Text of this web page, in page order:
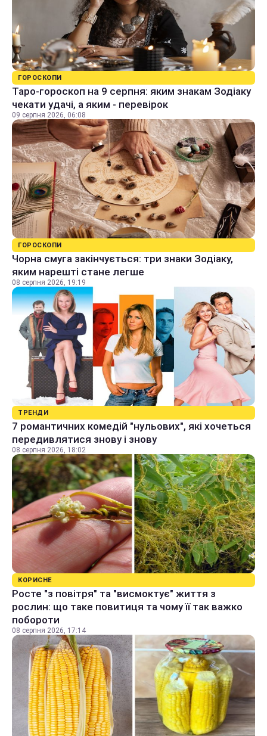
ГОРОСКОПИ
Таро-гороскоп на 9 серпня: яким знакам Зодіаку
чекати удачі, а яким - перевірок
09 серпня 2026, 06:08
ГОРОСКОПИ
Чорна смуга закінчується: три знаки Зодіаку,
яким нарешті стане легше
08 серпня 2026, 19:19
ТРЕНДИ
7 романтичних комедій "нульових", які хочеться
передивлятися знову і знову
08 серпня 2026, 18:02
КОРИСНЕ
Росте "з повітря" та "висмоктує" життя з
рослин: що таке повитиця та чому її так важко
побороти
08 серпня 2026, 17:14